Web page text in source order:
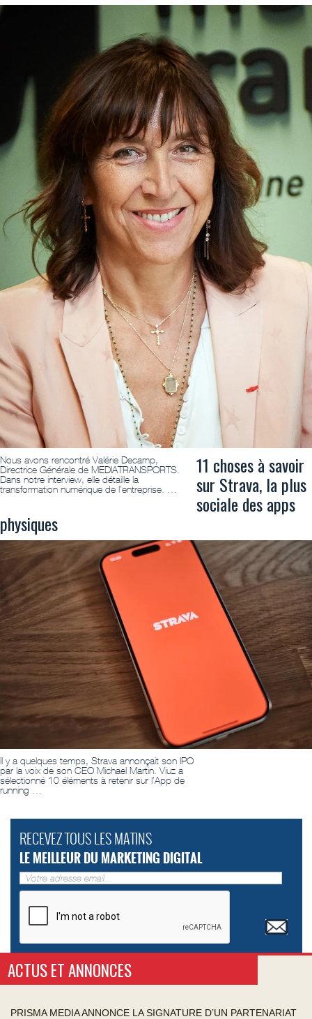
Nous avons rencontré Valérie Decamp,
Directrice Générale de MEDIATRANSPORTS.
Dans notre interview, elle détaille la
transformation numérique de l’entreprise. …
11 choses à savoir
sur Strava, la plus
sociale des apps
physiques
Il y a quelques temps, Strava annonçait son IPO
par la voix de son CEO Michael Martin. Viuz a
sélectionné 10 éléments à retenir sur l’App de
running …
RECEVEZ TOUS LES MATINS
LE MEILLEUR DU MARKETING DIGITAL
ACTUS ET ANNONCES
PRISMA MEDIA ANNONCE LA SIGNATURE D’UN PARTENARIAT